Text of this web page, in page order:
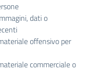
dati o
offensivo per
commerciale o